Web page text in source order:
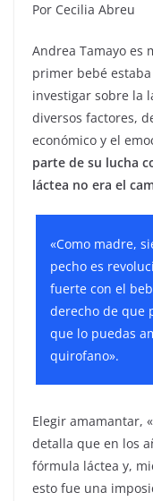
Por Cecilia Abreu
Andrea Tamayo es
primer bebé
investigar sobre la
diversos factores,
económico y el
parte de su lucha
láctea no era el
«Como madre,
pecho es
fuerte con el
derecho de que
que lo puedas
quirofano».
Elegir amamantar, «
detalla que en los
fórmula láctea y,
esto fue una